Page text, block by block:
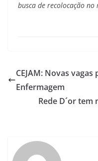
busca de recolocação
CEJAM: Novas
Enfermagem
Rede D´or tem